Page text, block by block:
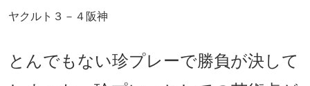
ヤクルト３－４阪神
とんでもない珍プレーで勝負が決して